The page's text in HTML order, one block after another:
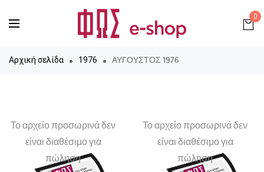
0
Αρχική σελίδα 1976 ΑΥΓΟΥΣΤΟΣ 1976
Το αρχείο προσωρινά δεν
είναι διαθέσιμο για
πώληση
Το αρχείο προσωρινά δεν
είναι διαθέσιμο για
πώληση